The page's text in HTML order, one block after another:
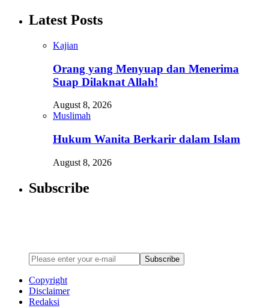
Latest Posts
Kajian
Orang yang Menyuap dan Menerima
Suap Dilaknat Allah!
August 8, 2026
Muslimah
Hukum Wanita Berkarir dalam Islam
August 8, 2026
Subscribe
Subscribe
Copyright
Disclaimer
Redaksi